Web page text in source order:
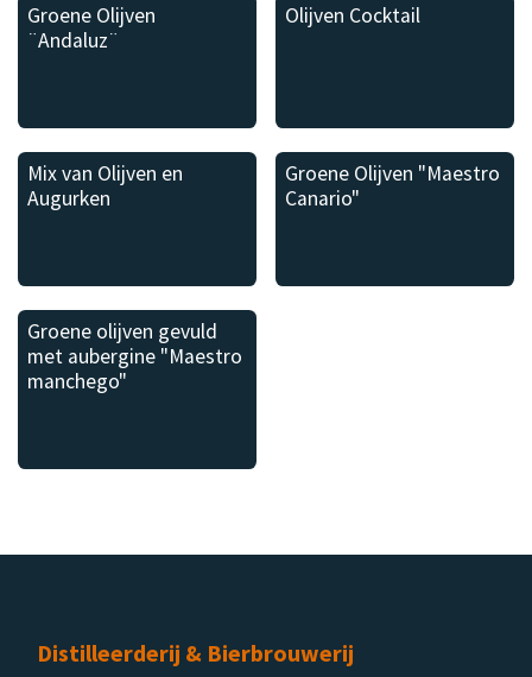
Groene Olijven
¨Andaluz¨
Olijven Cocktail
Mix van Olijven en
Augurken
Groene Olijven "Maestro
Canario"
Groene olijven gevuld
met aubergine "Maestro
manchego"
Distilleerderij & Bierbrouwerij